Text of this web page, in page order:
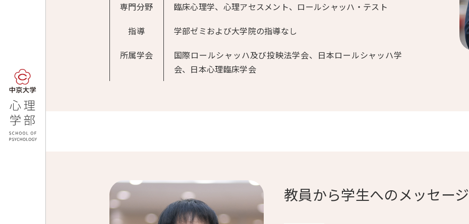
専門分野
臨床心理学、心理アセスメント、ロールシャッハ・テスト
指導
学部ゼミおよび大学院の指導なし
所属学会
国際ロールシャッハ及び投映法学会、日本ロールシャッハ学
会、日本心理臨床学会
教員から学生へのメッセージ